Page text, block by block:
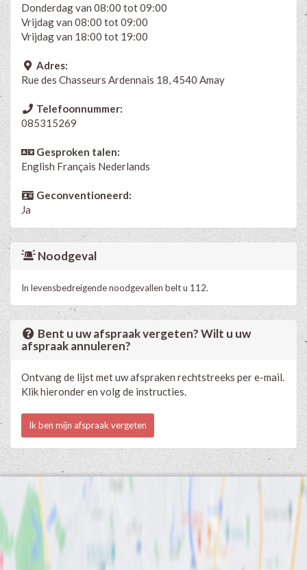
Donderdag van 08:00 tot 09:00
Vrijdag van 08:00 tot 09:00
Vrijdag van 18:00 tot 19:00
Adres:
Rue des Chasseurs Ardennais 18, 4540 Amay
Telefoonnummer:
085315269
Gesproken talen:
English Français Nederlands
Geconventioneerd:
Ja
Noodgeval
In levensbedreigende noodgevallen belt u 112.
Bent u uw afspraak vergeten? Wilt u uw
afspraak annuleren?
Ontvang de lijst met uw afspraken rechtstreeks per e-mail.
Klik hieronder en volg de instructies.
Ik ben mijn afspraak vergeten